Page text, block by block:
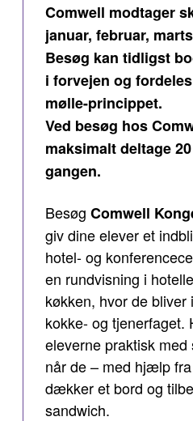
Comwell modtager
januar, februar,
Besøg kan tidligst
i forvejen og
mølle-princippet.
Ved besøg hos
maksimalt deltage
gangen.
Besøg Comwell
giv dine elever et
hotel- og
en rundvisning i
køkken, hvor de bliver
kokke- og tjenerfaget.
eleverne praktisk
når de – med hjælp
dækker et bord og
sandwich.